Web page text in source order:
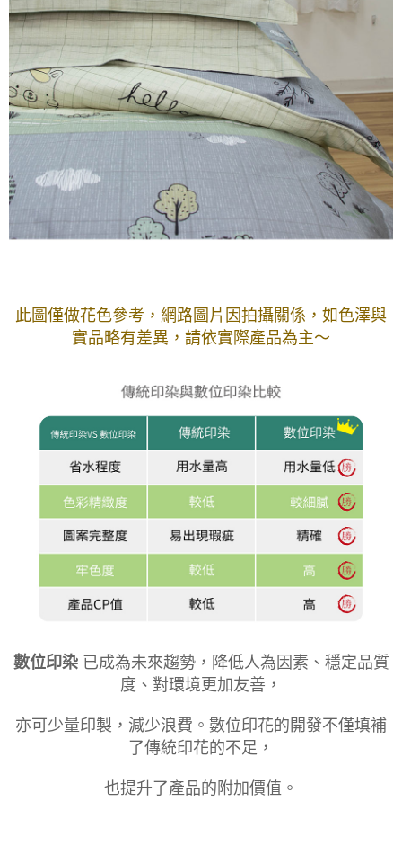
此圖僅做花色參考， 網路圖片因拍攝關係，如色澤與
實品略有差異，請依實際產品為主～
數位印染已成為未來趨勢，降低人為因素、穩定品質
度、對環境更加友善，
亦可少量印製，減少浪費。數位印花的開發不僅填補
了傳統印花的不足，
也提升了產品的附加價值。